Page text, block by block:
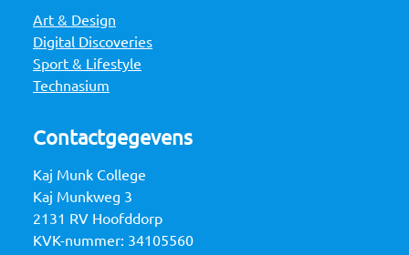
Art & Design
Digital Discoveries
Sport & Lifestyle
Technasium
Contactgegevens
Kaj Munk College
Kaj Munkweg 3
2131 RV Hoofddorp
KVK-nummer: 34105560